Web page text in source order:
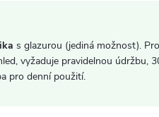
s glazurou (jediná možnost). Pro
vyžaduje pravidelnou údržbu,
pro denní použití.